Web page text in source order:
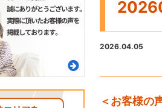
2026.04.05
＜お客様の